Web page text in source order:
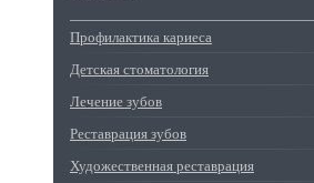
Профилактика кариеса
Детская стоматология
Лечение зубов
Реставрация зубов
Художественная реставрация